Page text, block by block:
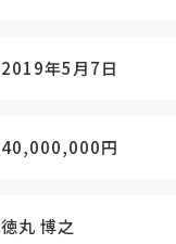
2019年5月7日
40,000,000円
徳丸 博之